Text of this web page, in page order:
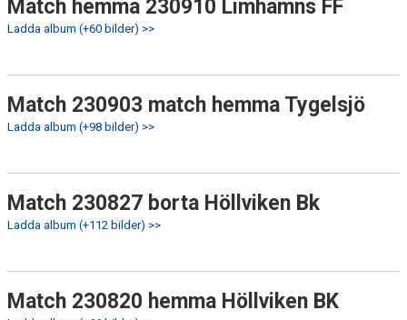
Match hemma 230910 Limhamns FF
Ladda album (+60 bilder) >>
Match 230903 match hemma Tygelsjö
Ladda album (+98 bilder) >>
Match 230827 borta Höllviken Bk
Ladda album (+112 bilder) >>
Match 230820 hemma Höllviken BK